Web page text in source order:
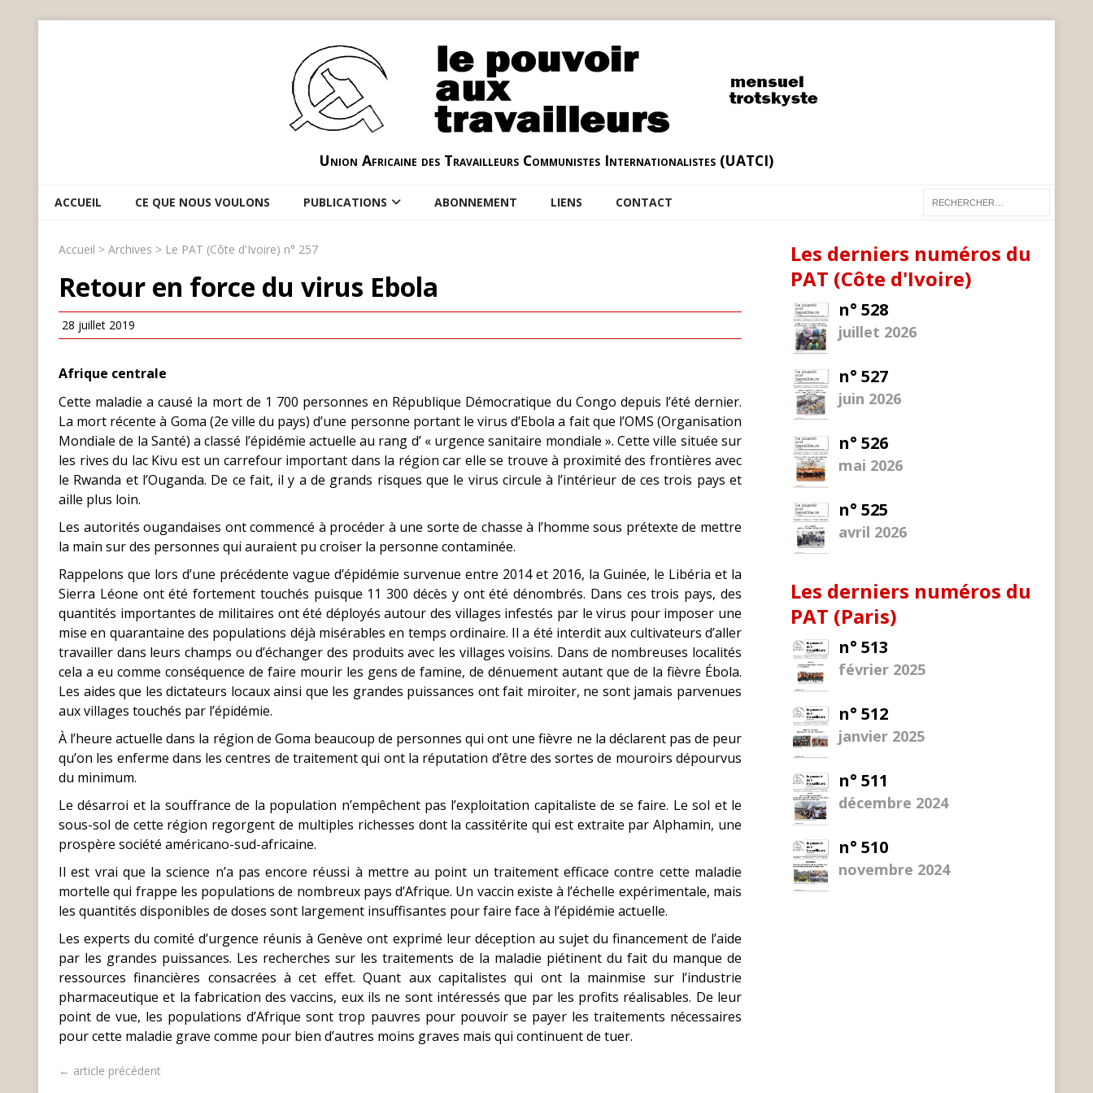
Union Africaine des Travailleurs Communistes Internationalistes (UATCI)
ACCUEIL CE QUE NOUS VOULONS PUBLICATIONS ABONNEMENT LIENS CONTACT
Accueil > Archives > Le PAT (Côte d'Ivoire) n° 257
Retour en force du virus Ebola
28 juillet 2019
Afrique centrale
Cette maladie a causé la mort de 1 700 personnes en République Démocratique du Congo depuis l’été dernier.
La mort récente à Goma (2e ville du pays) d’une personne portant le virus d’Ebola a fait que l’OMS (Organisation
Mondiale de la Santé) a classé l’épidémie actuelle au rang d’ « urgence sanitaire mondiale ». Cette ville située sur
les rives du lac Kivu est un carrefour important dans la région car elle se trouve à proximité des frontières avec
le Rwanda et l’Ouganda. De ce fait, il y a de grands risques que le virus circule à l’intérieur de ces trois pays et
aille plus loin.
Les autorités ougandaises ont commencé à procéder à une sorte de chasse à l’homme sous prétexte de mettre
la main sur des personnes qui auraient pu croiser la personne contaminée.
Rappelons que lors d’une précédente vague d’épidémie survenue entre 2014 et 2016, la Guinée, le Libéria et la
Sierra Léone ont été fortement touchés puisque 11 300 décès y ont été dénombrés. Dans ces trois pays, des
quantités importantes de militaires ont été déployés autour des villages infestés par le virus pour imposer une
mise en quarantaine des populations déjà misérables en temps ordinaire. Il a été interdit aux cultivateurs d’aller
travailler dans leurs champs ou d’échanger des produits avec les villages voisins. Dans de nombreuses localités
cela a eu comme conséquence de faire mourir les gens de famine, de dénuement autant que de la fièvre Ébola.
Les aides que les dictateurs locaux ainsi que les grandes puissances ont fait miroiter, ne sont jamais parvenues
aux villages touchés par l’épidémie.
À l’heure actuelle dans la région de Goma beaucoup de personnes qui ont une fièvre ne la déclarent pas de peur
qu’on les enferme dans les centres de traitement qui ont la réputation d’être des sortes de mouroirs dépourvus
du minimum.
Le désarroi et la souffrance de la population n’empêchent pas l’exploitation capitaliste de se faire. Le sol et le
sous-sol de cette région regorgent de multiples richesses dont la cassitérite qui est extraite par Alphamin, une
prospère société américano-sud-africaine.
Il est vrai que la science n’a pas encore réussi à mettre au point un traitement efficace contre cette maladie
mortelle qui frappe les populations de nombreux pays d’Afrique. Un vaccin existe à l’échelle expérimentale, mais
les quantités disponibles de doses sont largement insuffisantes pour faire face à l’épidémie actuelle.
Les experts du comité d’urgence réunis à Genève ont exprimé leur déception au sujet du financement de l’aide
par les grandes puissances. Les recherches sur les traitements de la maladie piétinent du fait du manque de
ressources financières consacrées à cet effet. Quant aux capitalistes qui ont la mainmise sur l’industrie
pharmaceutique et la fabrication des vaccins, eux ils ne sont intéressés que par les profits réalisables. De leur
point de vue, les populations d’Afrique sont trop pauvres pour pouvoir se payer les traitements nécessaires
pour cette maladie grave comme pour bien d’autres moins graves mais qui continuent de tuer.
← article précédent
Les derniers numéros du
PAT (Côte d'Ivoire)
n° 528
juillet 2026
n° 527
juin 2026
n° 526
mai 2026
n° 525
avril 2026
Les derniers numéros du
PAT (Paris)
n° 513
février 2025
n° 512
janvier 2025
n° 511
décembre 2024
n° 510
novembre 2024